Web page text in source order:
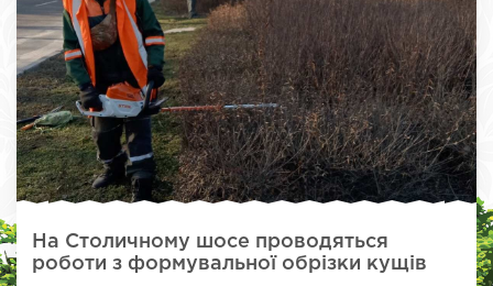
На Столичному шосе проводяться
роботи з формувальної обрізки кущів